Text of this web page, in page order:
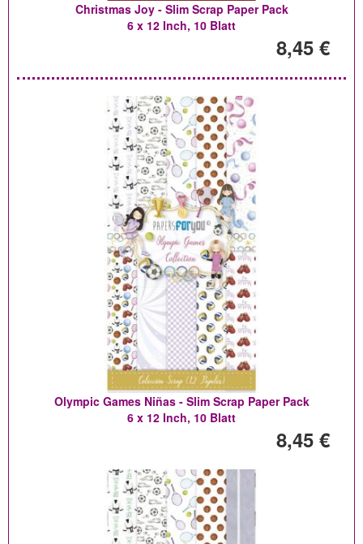
Christmas Joy - Slim Scrap Paper Pack
6 x 12 Inch, 10 Blatt
8,45 €
Olympic Games Niñas - Slim Scrap Paper Pack
6 x 12 Inch, 10 Blatt
8,45 €